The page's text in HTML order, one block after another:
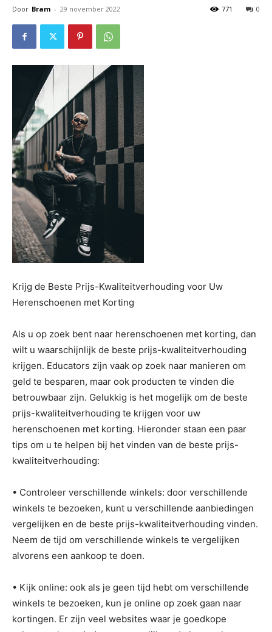
Door Bram - 29 november 2022 0
771
Krijg de Beste Prijs-Kwaliteitverhouding voor Uw
Herenschoenen met Korting
Als u op zoek bent naar herenschoenen met korting, dan
wilt u waarschijnlijk de beste prijs-kwaliteitverhouding
krijgen. Educators zijn vaak op zoek naar manieren om
geld te besparen, maar ook producten te vinden die
betrouwbaar zijn. Gelukkig is het mogelijk om de beste
prijs-kwaliteitverhouding te krijgen voor uw
herenschoenen met korting. Hieronder staan ​​een paar
tips om u te helpen bij het vinden van de beste prijs-
kwaliteitverhouding:
• Controleer verschillende winkels: door verschillende
winkels te bezoeken, kunt u verschillende aanbiedingen
vergelijken en de beste prijs-kwaliteitverhouding vinden.
Neem de tijd om verschillende winkels te vergelijken
alvorens een aankoop te doen.
• Kijk online: ook als je geen tijd hebt om verschillende
winkels te bezoeken, kun je online op zoek gaan naar
kortingen. Er zijn veel websites waar je goedkope